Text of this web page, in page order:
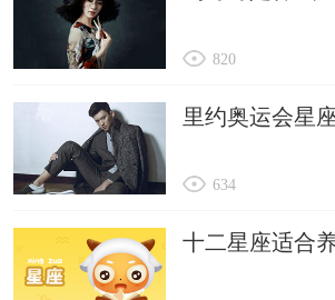
820
里约奥运会星
634
十二星座适合